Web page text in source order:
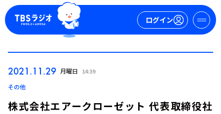
ログイン
2021.11.29 月曜日 14:39
その他
株式会社エアークローゼット 代表取締役社